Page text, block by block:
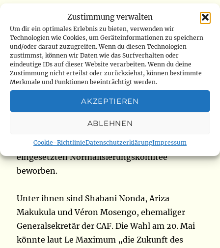
Zustimmung verwalten
Um dir ein optimales Erlebnis zu bieten, verwenden wir
Technologien wie Cookies, um Geräteinformationen zu speichern
und/oder darauf zuzugreifen. Wenn du diesen Technologien
zustimmst, können wir Daten wie das Surfverhalten oder
eindeutige IDs auf dieser Website verarbeiten. Wenn du deine
Zustimmung nicht erteilst oder zurückziehst, können bestimmte
Merkmale und Funktionen beeinträchtigt werden.
AKZEPTIEREN
ABLEHNEN
Cookie-RichtlinieDatenschutzerklärungImpressum
Doch Le Potentiel erinnert daran, dass „die
Menschen vor Ort nun konkrete Ergebnisse
statt Versprechungen erwarten“.
Rennen um die Präsidentschaft des
kongolesischen Fußballverbands
für die Nachfolge im von der FIFA 2023
eingesetzten Normalisierungskomitee
beworben.
Unter ihnen sind Shabani Nonda, Ariza
Makukula und Véron Mosengo, ehemaliger
Generalsekretär der CAF. Die Wahl am 20. Mai
könnte laut Le Maximum „die Zukunft des